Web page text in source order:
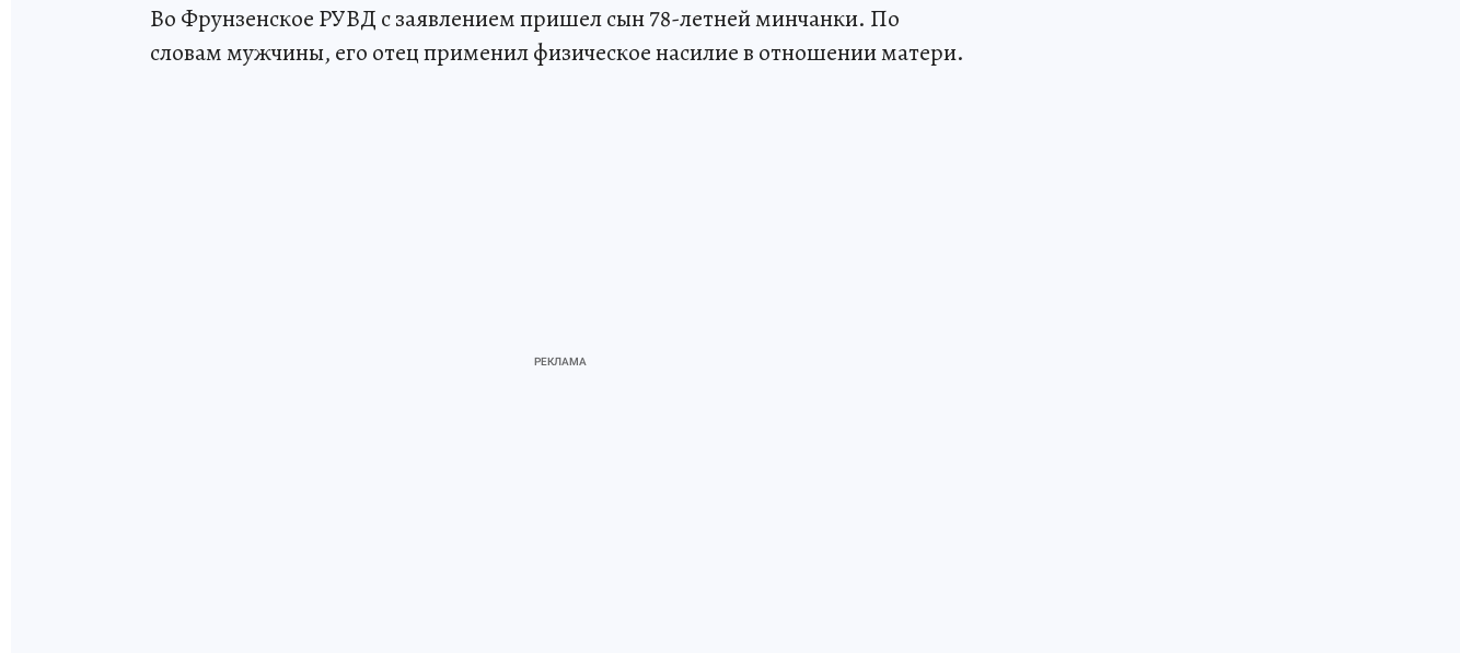
Во Фрунзенское РУВД с заявлением пришел сын 78-летней минчанки. По
словам мужчины, его отец применил физическое насилие в отношении матери.